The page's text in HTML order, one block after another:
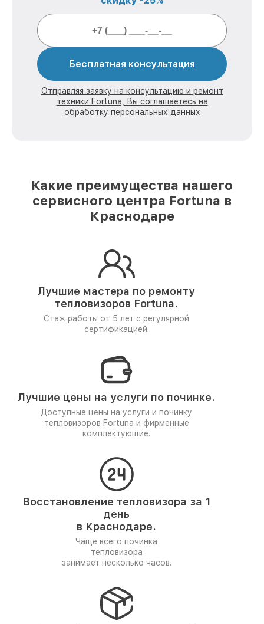
Бесплатная консультация
Отправляя заявку на консультацию и ремонт
техники Fortuna, Вы соглашаетесь на
обработку персональных данных
Какие преимущества нашего
сервисного центра Fortuna в
Краснодаре
Лучшие мастера по ремонту
тепловизоров Fortuna.
Стаж работы от 5 лет с регулярной
сертификацией.
Лучшие цены на услуги по починке.
Доступные цены на услуги и починку
тепловизоров Fortuna и фирменные
комплектующие.
Восстановление тепловизора за 1
день
в Краснодаре.
Чаще всего починка
тепловизора
занимает несколько часов.